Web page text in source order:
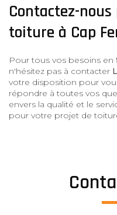
Contactez-
toiture à Cap
Pour tous vos besoins en
n'hésitez pas à contacter
votre disposition pour
répondre à toutes vos
envers la qualité et le
pour votre projet de